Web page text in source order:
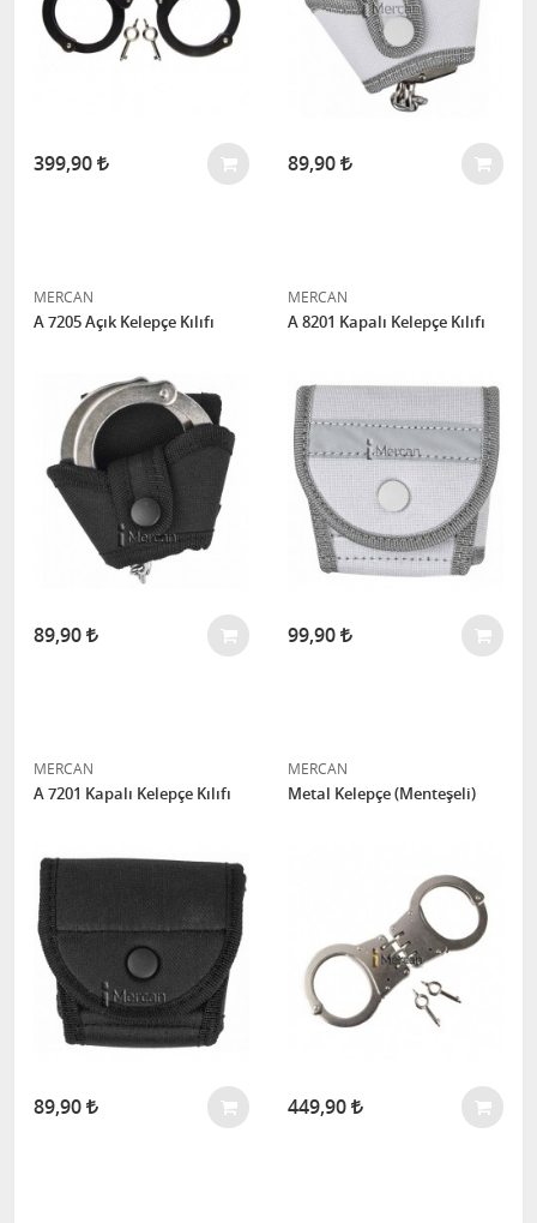
399,90 89,90
MERCAN
A 7205 Açık Kelepçe Kılıfı
89,90
MERCAN
A 8201 Kapalı Kelepçe Kılıfı
99,90
MERCAN
A 7201 Kapalı Kelepçe Kılıfı
89,90
MERCAN
Metal Kelepçe (Menteşeli)
449,90